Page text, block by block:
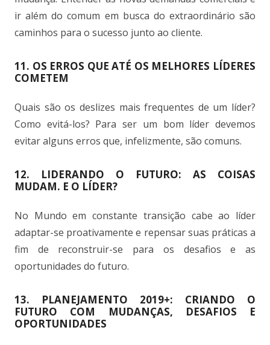
ir além do comum em busca do extraordinário são
caminhos para o sucesso junto ao cliente.
11. OS ERROS QUE ATÉ OS MELHORES LÍDERES
COMETEM
Quais são os deslizes mais frequentes de um líder?
Como evitá-los? Para ser um bom líder devemos
evitar alguns erros que, infelizmente, são comuns.
12. LIDERANDO O FUTURO: AS COISAS
MUDAM. E O LÍDER?
No Mundo em constante transição cabe ao líder
adaptar-se proativamente e repensar suas práticas a
fim de reconstruir-se para os desafios e as
oportunidades do futuro.
13. PLANEJAMENTO 2019+: CRIANDO O
FUTURO COM MUDANÇAS, DESAFIOS E
OPORTUNIDADES